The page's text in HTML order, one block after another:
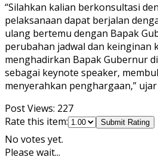
“Silahkan kalian berkonsultasi
pelaksanaan dapat berjalan
ulang bertemu dengan Bapak
perubahan jadwal dan keinginan
menghadirkan Bapak Gubernur
sebagai keynote speaker,
menyerahkan penghargaan,”
Post Views: 227
Rate this item:
Submit Rating
No votes yet.
Please wait...